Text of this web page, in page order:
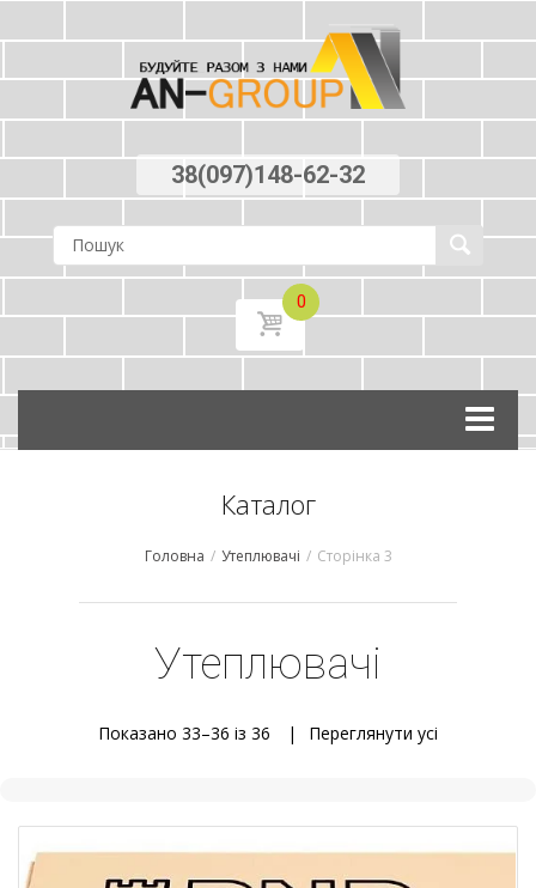
38(097)148-62-32
0
Skip
content
Каталог
Головна / Утеплювачі / Сторінка 3
Утеплювачі
Показано 33–36 із 36 Переглянути усi